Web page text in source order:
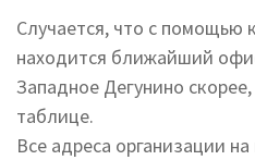
Случается, что с помощью
находится ближайший
Западное Дегунино
таблице.
Все адреса организации